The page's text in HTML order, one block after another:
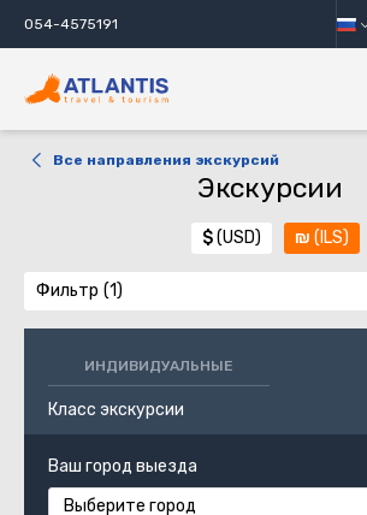
054-4575191
Все направления экскурсий
Экскурсии
$(USD) ₪ (ILS)
Фильтр
ИНДИВИДУАЛЬНЫЕ
Класс экскурсии
Ваш город выезда
Выберите город